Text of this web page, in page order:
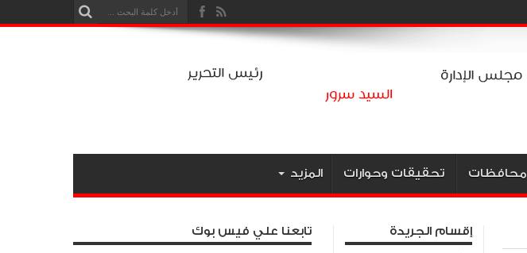
محافظات تحقيقات وحوارات المزيد
إقسام الجريدة تابعنا علي فيس بوك